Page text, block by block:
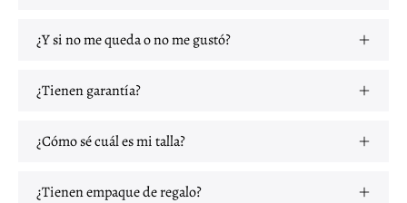
¿Y si no me queda o no me gustó?
¿Tienen garantía?
¿Cómo sé cuál es mi talla?
¿Tienen empaque de regalo?